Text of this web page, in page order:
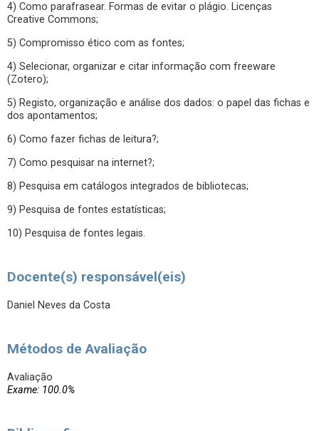
4) Como parafrasear. Formas de evitar o plágio. Licenças
Creative Commons;
5) Compromisso ético com as fontes;
4) Selecionar, organizar e citar informação com freeware
(Zotero);
5) Registo, organização e análise dos dados: o papel das fichas e
dos apontamentos;
6) Como fazer fichas de leitura?;
7) Como pesquisar na internet?;
8) Pesquisa em catálogos integrados de bibliotecas;
9) Pesquisa de fontes estatísticas;
10) Pesquisa de fontes legais.
Docente(s) responsável(eis)
Daniel Neves da Costa
Métodos de Avaliação
Avaliação
Exame: 100.0%